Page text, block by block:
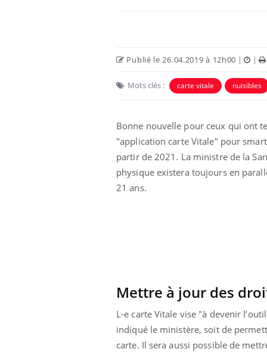
Publié le 26.04.2019 à 12h00 | |
Mots clés : carte vitale nuisibles
Bonne nouvelle pour ceux qui ont
"application carte Vitale" pour
partir de 2021. La ministre de la
physique existera toujours en
21 ans.
Mettre à jour des
L-e carte Vitale vise "à devenir
indiqué le ministère, soit de
carte. Il sera aussi possible de